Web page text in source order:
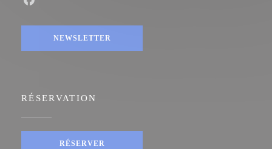
NEWSLETTER
RÉSERVATION
RÉSERVER